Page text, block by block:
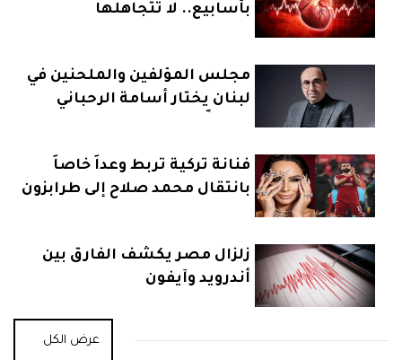
بأسابيع.. لا تتجاهلها
مجلس المؤلفين والملحنين في
لبنان يختار أسامة الرحباني
فنانة تركية تربط وعداً خاصاً
بانتقال محمد صلاح إلى طرابزون
زلزال مصر يكشف الفارق بين
أندرويد وآيفون
عرض الكل